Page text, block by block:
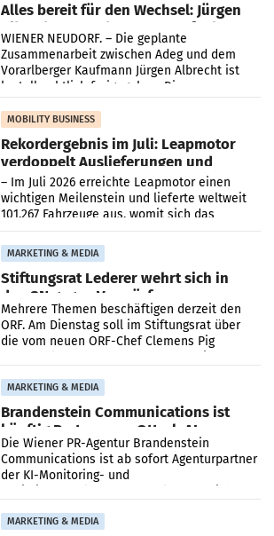
Alles bereit für den Wechsel: Jürgen
Albrecht setzt ab 1.1.2027 auf Adeg
WIENER NEUDORF. – Die geplante
Zusammenarbeit zwischen Adeg und dem
Vorarlberger Kaufmann Jürgen Albrecht ist
kartellrechtlich freigegeben: Die
Bundeswettbewerbsbehörde und der
Bundeskartellanwalt
MOBILITY BUSINESS
Rekordergebnis im Juli: Leapmotor
verdoppelt Auslieferungen und
überschreitet die 100.000er-Marke
– Im Juli 2026 erreichte Leapmotor einen
wichtigen Meilenstein und lieferte weltweit
101.267 Fahrzeuge aus, womit sich das
Ergebnis gegenüber Juli 2025 mehr als
verdoppelte (+102
MARKETING & MEDIA
Stiftungsrat Lederer wehrt sich in
den SN gegen Vorwürfe
Mehrere Themen beschäftigen derzeit den
ORF. Am Dienstag soll im Stiftungsrat über
die vom neuen ORF-Chef Clemens Pig
MARKETING & MEDIA
Brandenstein Communications ist
künftig Partner von OtterlyAI
Die Wiener PR-Agentur Brandenstein
Communications ist ab sofort Agenturpartner
der KI-Monitoring- und
MARKETING & MEDIA